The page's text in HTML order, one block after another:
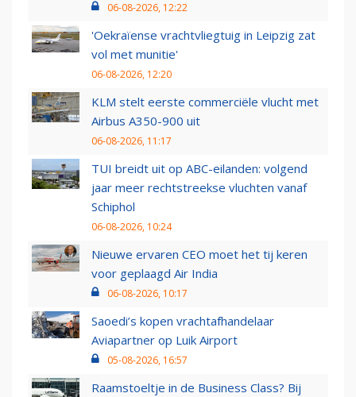
06-08-2026, 12:22
'Oekraïense vrachtvliegtuig in Leipzig zat
vol met munitie'
06-08-2026, 12:20
KLM stelt eerste commerciële vlucht met
Airbus A350-900 uit
06-08-2026, 11:17
TUI breidt uit op ABC-eilanden: volgend
jaar meer rechtstreekse vluchten vanaf
Schiphol
06-08-2026, 10:24
Nieuwe ervaren CEO moet het tij keren
voor geplaagd Air India
06-08-2026, 10:17
Saoedi’s kopen vrachtafhandelaar
Aviapartner op Luik Airport
05-08-2026, 16:57
Raamstoeltje in de Business Class? Bij